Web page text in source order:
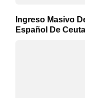
Ingreso Masivo
Español De